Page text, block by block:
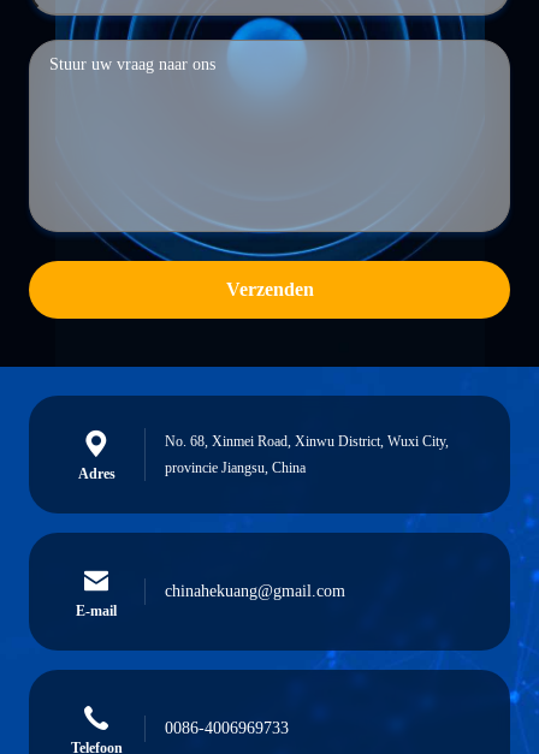
Verzenden
Adres
No. 68, Xinmei Road, Xinwu District, Wuxi City,
provincie Jiangsu, China
E-mail
chinahekuang@gmail.com
Telefoon
0086-4006969733